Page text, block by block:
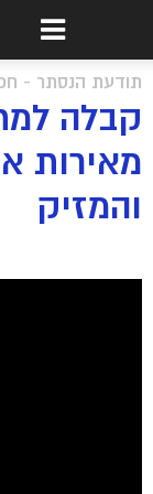
תודעת הנסתר -
קבלה
והמזיק